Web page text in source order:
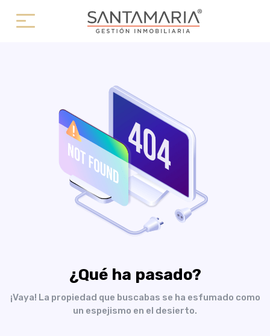
¿Qué ha pasado?
¡Vaya! La propiedad que buscabas se ha esfumado como
un espejismo en el desierto.